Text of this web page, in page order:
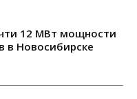
12 МВт мощности
в Новосибирске